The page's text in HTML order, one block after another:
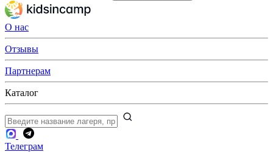
О нас
Отзывы
Партнерам
Каталог
Телеграм